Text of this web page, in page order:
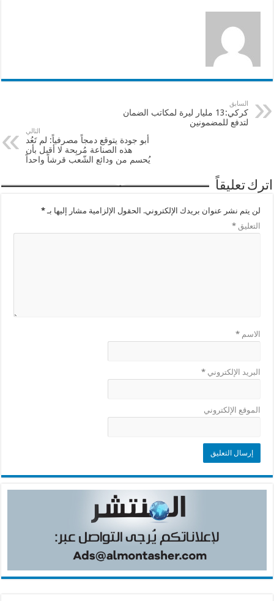
السابق
كركي:13 مليار ليرة لمكاتب الضمان
لتدفع للمضمونين
التالي
أبو جودة يتوقع دمجاً مصرفياً: لم تَعُد
هذه الصناعة مُربِحة لا أقبل بأن
يُحسم من ودائع الشّعب قرشاً واحداً
اترك تعليقاً
لن يتم نشر عنوان بريدك الإلكتروني. الحقول الإلزامية مشار إليها بـ*
التعليق*
الاسم*
البريد الإلكتروني*
الموقع الإلكتروني